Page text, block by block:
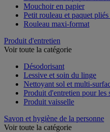
Distributeur de papier toilette
Mouchoir en papier
Petit rouleau et paquet pliés
Produit d'entretien
Désodorisant
Lessive et soin du linge
Nettoyant sol et multi-
Produit d'entretien pour les
Savon et hygiène de la personne